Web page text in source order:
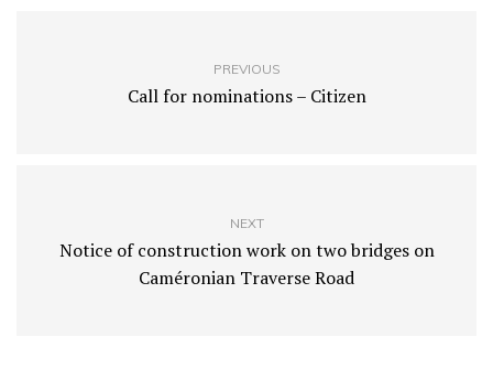
PREVIOUS
Call for nominations – Citizen
NEXT
Notice of construction work on two bridges on
Caméronian Traverse Road